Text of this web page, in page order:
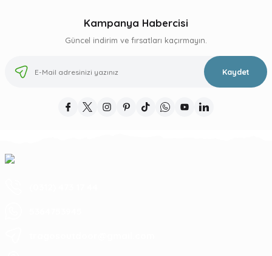
Kampanya Habercisi
Güncel indirim ve fırsatları kaçırmayın.
Kaydet